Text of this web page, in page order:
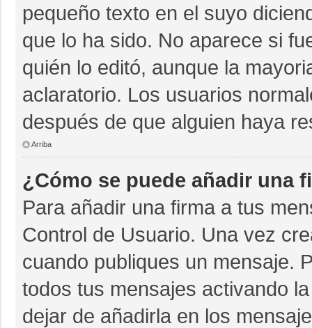
pequeño texto en el suyo
que lo ha sido. No aparece si
quién lo editó, aunque la
aclaratorio. Los usuarios
después de que alguien haya
Arriba
¿Cómo se puede añadir una
Para añadir una firma a tus
Control de Usuario. Una vez
cuando publiques un mensaje.
todos tus mensajes activando
dejar de añadirla en los